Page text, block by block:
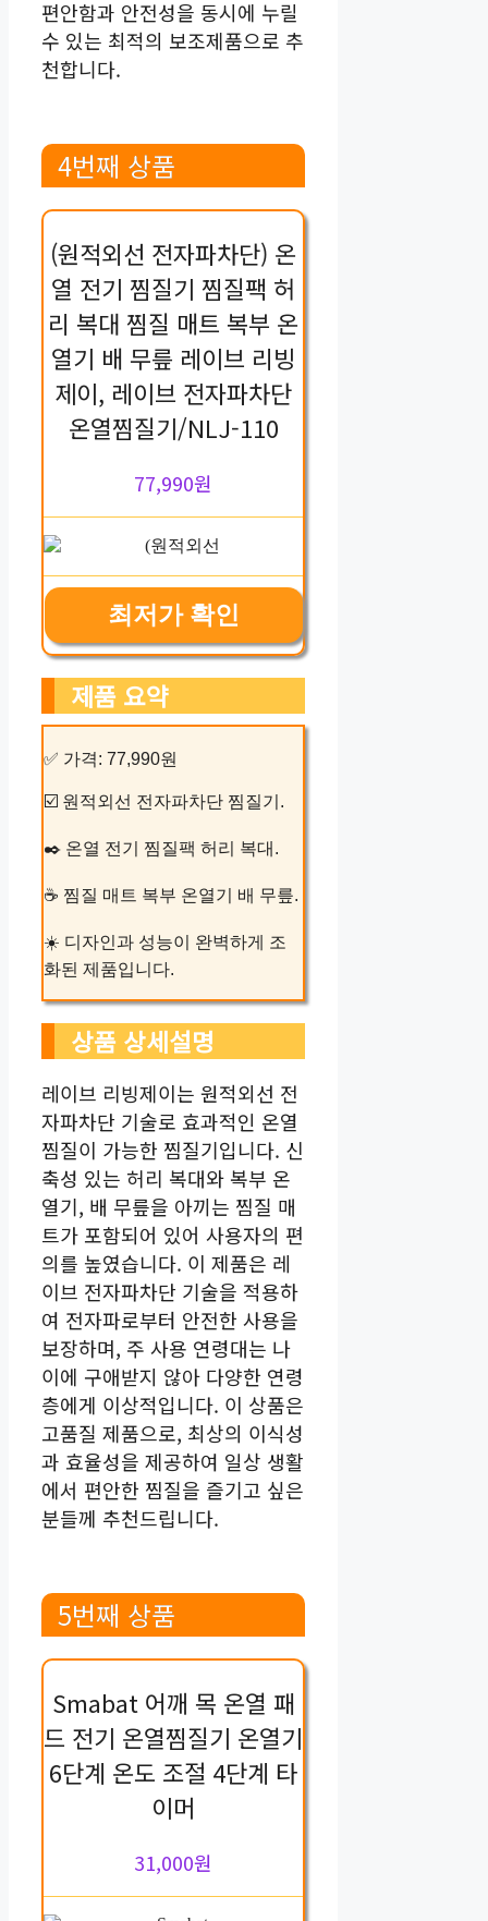
편안함과 안전성을 동시에 누릴
수 있는 최적의 보조제품으로 추
천합니다.
4번째 상품
(원적외선 전자파차단) 온
열 전기 찜질기 찜질팩 허
리 복대 찜질 매트 복부 온
열기 배 무릎 레이브 리빙
제이, 레이브 전자파차단
온열찜질기/NLJ-110
77,990원
최저가 확인
제품 요약
✅ 가격: 77,990원
☑️ 원적외선 전자파차단 찜질기.
✒️ 온열 전기 찜질팩 허리 복대.
☕ 찜질 매트 복부 온열기 배 무릎.
☀️ 디자인과 성능이 완벽하게 조
화된 제품입니다.
상품 상세설명
레이브 리빙제이는 원적외선 전
자파차단 기술로 효과적인 온열
찜질이 가능한 찜질기입니다. 신
축성 있는 허리 복대와 복부 온
열기, 배 무릎을 아끼는 찜질 매
트가 포함되어 있어 사용자의 편
의를 높였습니다. 이 제품은 레
이브 전자파차단 기술을 적용하
여 전자파로부터 안전한 사용을
보장하며, 주 사용 연령대는 나
이에 구애받지 않아 다양한 연령
층에게 이상적입니다. 이 상품은
고품질 제품으로, 최상의 이식성
과 효율성을 제공하여 일상 생활
에서 편안한 찜질을 즐기고 싶은
분들께 추천드립니다.
5번째 상품
Smabat 어깨 목 온열 패
드 전기 온열찜질기 온열기
6단계 온도 조절 4단계 타
이머
31,000원